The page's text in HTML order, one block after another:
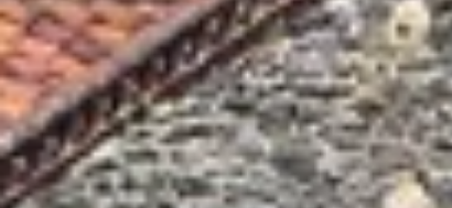
Wijnproeverij & wijnhuizen Jura
Wijnproeverij & wijnhuizen Languedoc Roussillon
Wijnproeverij & wijnhuizen Loire
Rum proeverij Martinique
Wijnproeverij & wijnhuizen Poitou Charentes